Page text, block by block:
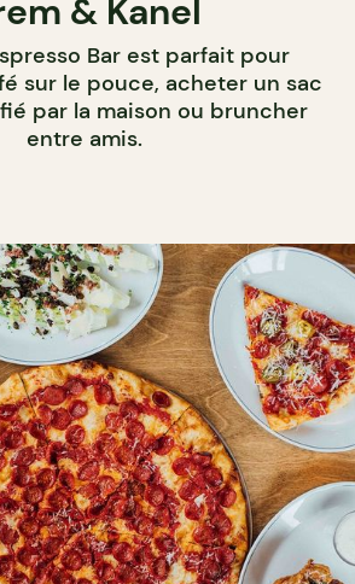
& Kanel
Bar est parfait pour
sur le pouce, acheter un sac
par la maison ou bruncher
entre amis.